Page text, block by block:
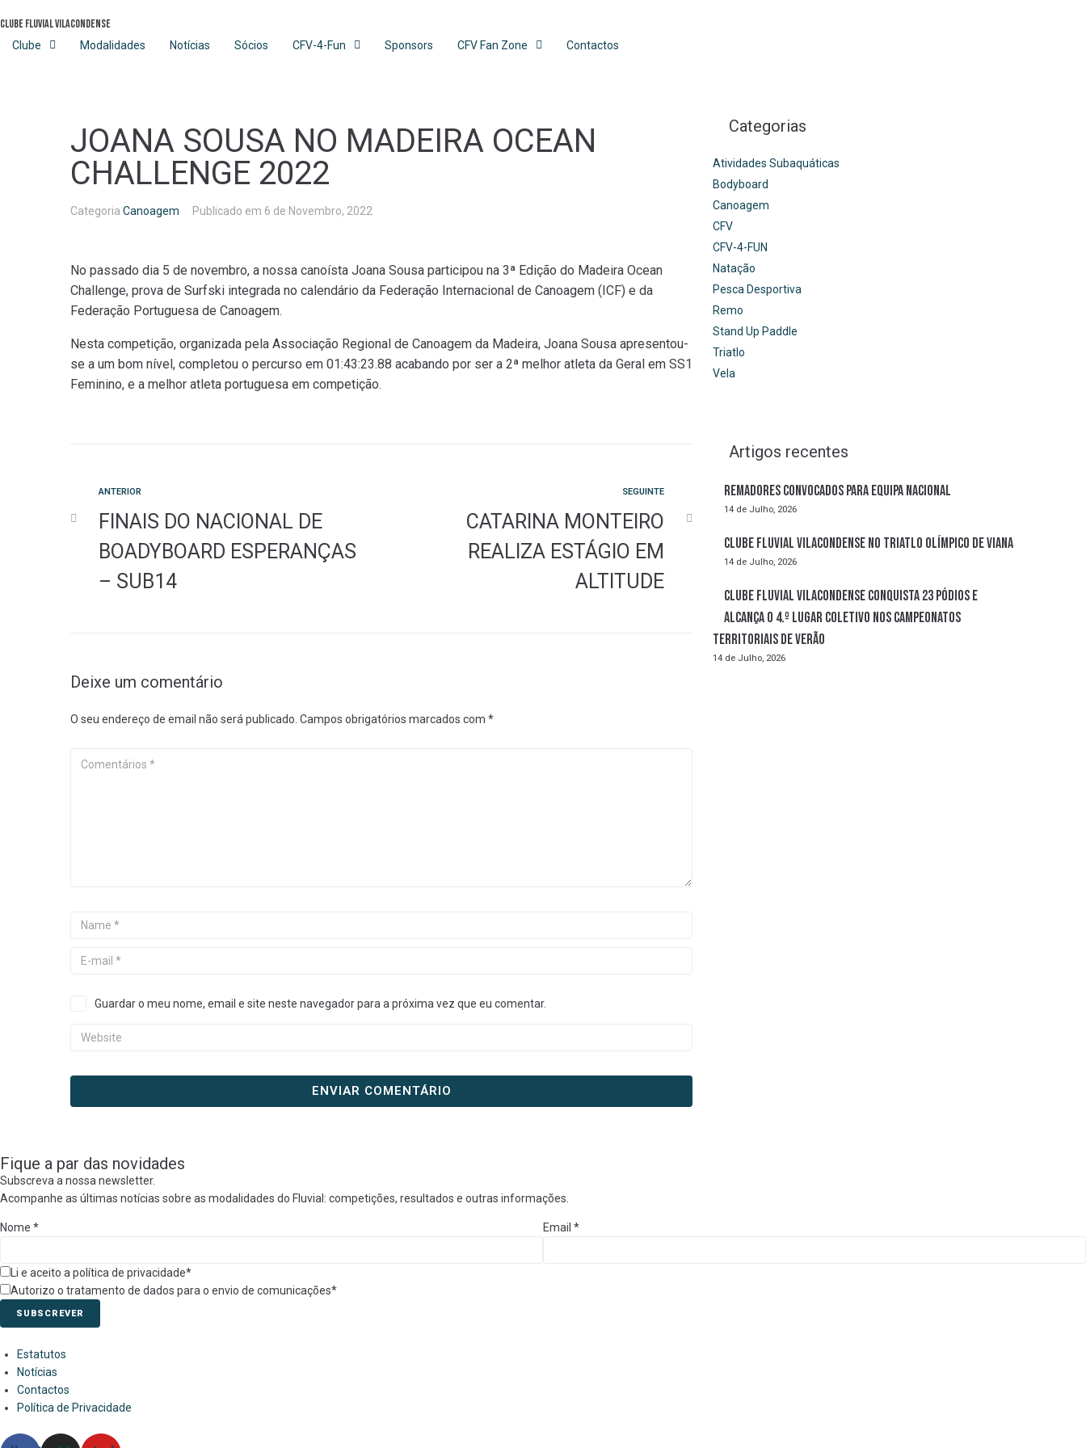
to
content
Clube Fluvial Vilacondense
Clube Modalidades Notícias Sócios CFV-4-Fun Sponsors CFV Fan Zone Contactos
JOANA SOUSA NO MADEIRA OCEAN
CHALLENGE 2022
Categoria Canoagem Publicado em 6 de Novembro, 2022
No passado dia 5 de novembro, a nossa canoísta Joana Sousa participou na 3ª Edição do Madeira Ocean
Challenge, prova de Surfski integrada no calendário da Federação Internacional de Canoagem (ICF) e da
Federação Portuguesa de Canoagem.
Nesta competição, organizada pela Associação Regional de Canoagem da Madeira, Joana Sousa apresentou-
se a um bom nível, completou o percurso em 01:43:23.88 acabando por ser a 2ª melhor atleta da Geral em SS1
Feminino, e a melhor atleta portuguesa em competição.
Navegação
de
artigos
Anterior
ANTERIOR
FINAIS DO NACIONAL DE
BOADYBOARD ESPERANÇAS
– SUB14
SEGUINTE
CATARINA MONTEIRO
REALIZA ESTÁGIO EM
ALTITUDE
Deixe um comentário
O seu endereço de email não será publicado. Campos obrigatórios marcados com *
Guardar o meu nome, email e site neste navegador para a próxima vez que eu comentar.
Categorias
Atividades Subaquáticas
Bodyboard
Canoagem
CFV
CFV-4-FUN
Natação
Pesca Desportiva
Remo
Stand Up Paddle
Triatlo
Vela
Artigos recentes
Remadores convocados para Equipa Nacional
14 de Julho, 2026
Clube Fluvial Vilacondense no Triatlo Olímpico de Viana
14 de Julho, 2026
Clube Fluvial Vilacondense conquista 23 pódios e
alcança o 4.º lugar coletivo nos Campeonatos
Territoriais de Verão
14 de Julho, 2026
Fique a par das novidades
Subscreva a nossa newsletter.
Acompanhe as últimas notícias sobre as modalidades do Fluvial: competições, resultados e outras informações.
Nome * Email *
Li e aceito a política de privacidade*
Autorizo o tratamento de dados para o envio de comunicações*
SUBSCREVER
Estatutos
Notícias
Contactos
Política de Privacidade